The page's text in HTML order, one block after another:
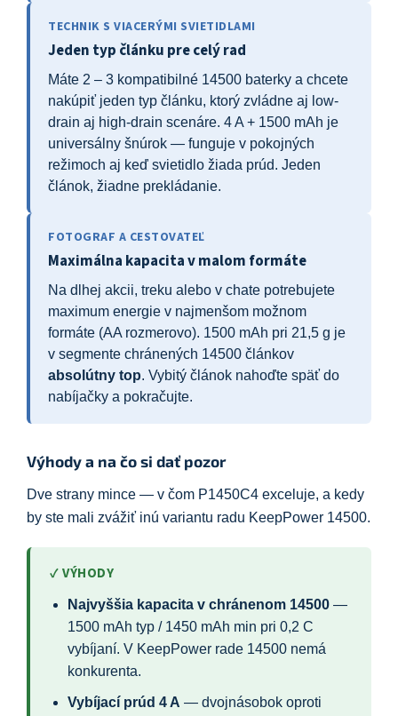
TECHNIK S VIACERÝMI SVIETIDLAMI
Jeden typ článku pre celý rad
Máte 2 – 3 kompatibilné 14500 baterky a chcete
nakúpiť jeden typ článku, ktorý zvládne aj low-
drain aj high-drain scenáre. 4 A + 1500 mAh je
universálny šnúrok — funguje v pokojných
režimoch aj keď svietidlo žiada prúd. Jeden
článok, žiadne prekládanie.
FOTOGRAF A CESTOVATEĽ
Maximálna kapacita v malom formáte
Na dlhej akcii, treku alebo v chate potrebujete
maximum energie v najmenšom možnom
formáte (AA rozmerovo). 1500 mAh pri 21,5 g je
v segmente chránených 14500 článkov
absolútny top. Vybitý článok nahoďte späť do
nabíjačky a pokračujte.
Výhody a na čo si dať pozor
Dve strany mince — v čom P1450C4 exceluje, a kedy
by ste mali zvážiť inú variantu radu KeepPower 14500.
✓ VÝHODY
Najvyššia kapacita v chránenom 14500 —
1500 mAh typ / 1450 mAh min pri 0,2 C
vybíjaní. V KeepPower rade 14500 nemá
konkurenta.
Vybíjací prúd 4 A — dvojnásobok oproti